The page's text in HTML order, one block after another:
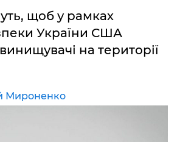
щоб у рамках
України США
на території
Мироненко